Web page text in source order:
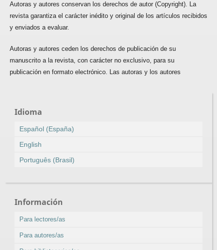
Autoras y autores conservan los derechos de autor (Copyright). La
revista garantiza el carácter inédito y original de los artículos recibidos
y enviados a evaluar.
Autoras y autores ceden los derechos de publicación de su
manuscrito a la revista, con carácter no exclusivo, para su
publicación en formato electrónico. Las autoras y los autores
Idioma
Español (España)
English
Português (Brasil)
Información
Para lectores/as
Para autores/as